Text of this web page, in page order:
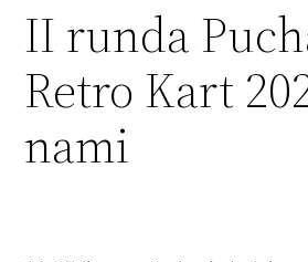
II runda
Retro Kart
nami